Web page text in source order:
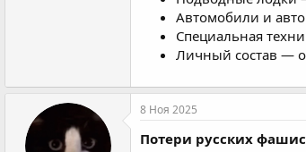
Автомобили и
Специальная
Личный состав —
8 Ноя 2025
Потери русских